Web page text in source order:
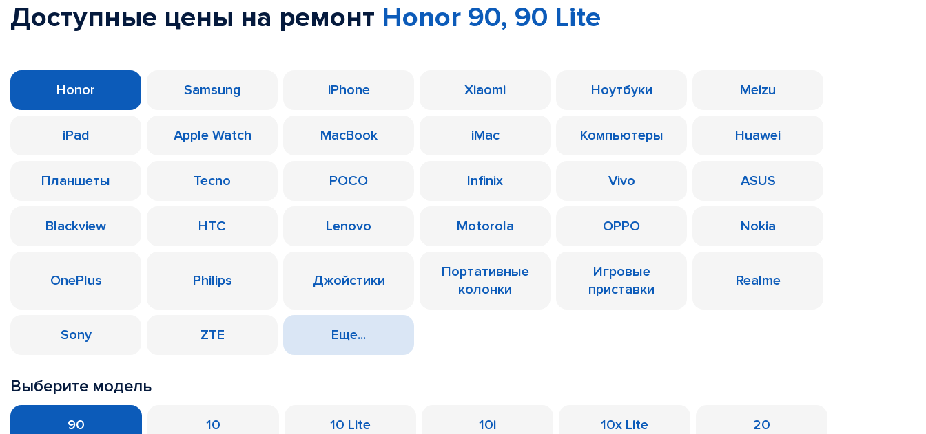
Доступные цены на ремонт Honor 90, 90 Lite
Honor Samsung iPhone Xiaomi Ноутбуки Meizu
iPad Apple Watch MacBook iMac Компьютеры Huawei
Планшеты Tecno POCO Infinix Vivo ASUS
Blackview HTC Lenovo Motorola OPPO Nokia
OnePlus Philips Джойстики
Портативные
колонки
Игровые
приставки
Realme
Sony ZTE Еще...
Выберите модель
90 10 10 Lite 10i 10x Lite 20